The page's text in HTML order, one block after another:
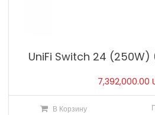
UniFi Switch 24
7,392,000.00
В Корзину